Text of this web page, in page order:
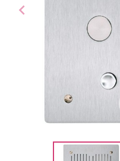
chevron_left